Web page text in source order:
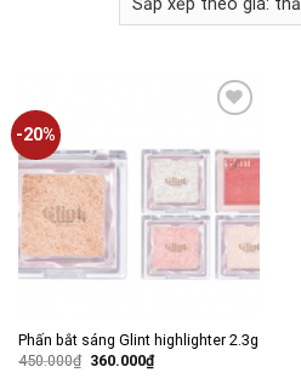
-20%
Add to
Phấn bắt sáng Glint highlighter 2.3g
450.000₫ Giá
360.000₫Giá
hiện